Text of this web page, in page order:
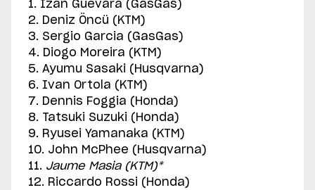
1. Izan Guevara (GasGas)
2. Deniz Öncü (KTM)
3. Sergio Garcia (GasGas)
4. Diogo Moreira (KTM)
5. Ayumu Sasaki (Husqvarna)
6. Ivan Ortola (KTM)
7. Dennis Foggia (Honda)
8. Tatsuki Suzuki (Honda)
9. Ryusei Yamanaka (KTM)
10. John McPhee (Husqvarna)
11. Jaume Masia (KTM)*
12. Riccardo Rossi (Honda)